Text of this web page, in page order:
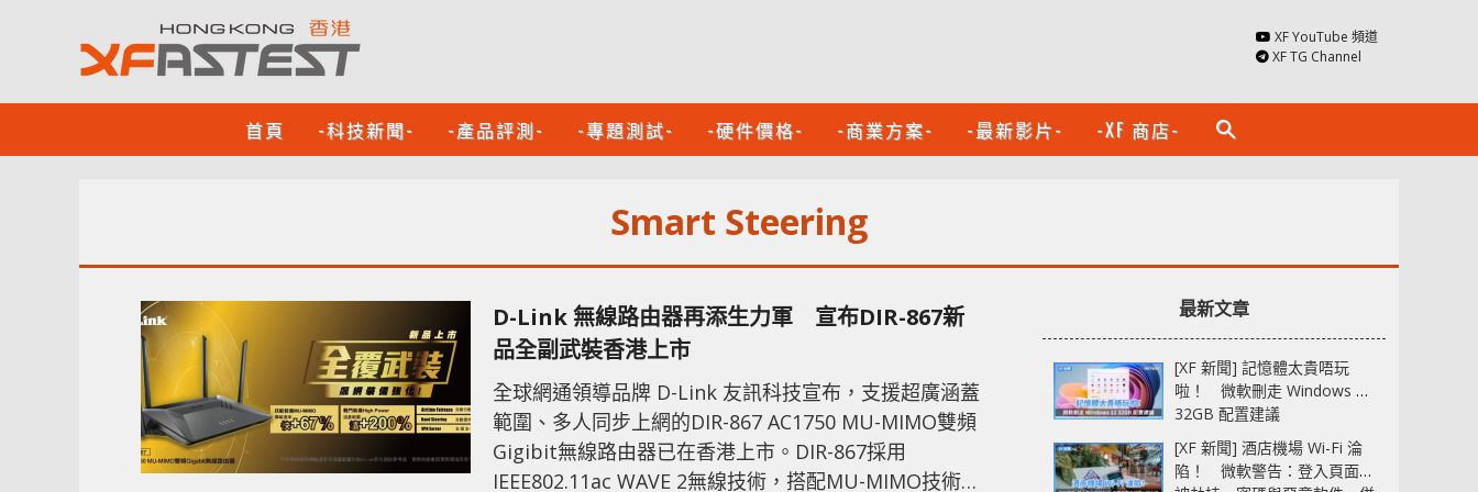
XF YouTube 頻道
XF TG Channel
首頁 -科技新聞- -產品評測- -專題測試- -硬件價格- -商業方案- -最新影片- -XF 商店- search
Smart Steering
D-Link 無線路由器再添生力軍 宣布DIR-867新
品全副武裝香港上市
全球網通領導品牌 D-Link 友訊科技宣布，支援超廣涵蓋
範圍、多人同步上網的DIR-867 AC1750 MU-MIMO雙頻
Gigibit無線路由器已在香港上市。DIR-867採用
IEEE802.11ac WAVE 2無線技術，搭配MU-MIMO技術，
最新文章
[XF 新聞] 記憶體太貴唔玩
啦！ 微軟刪走 Windows 11
32GB 配置建議
[XF 新聞] 酒店機場 Wi-Fi 淪
陷！ 微軟警告：登入頁面可